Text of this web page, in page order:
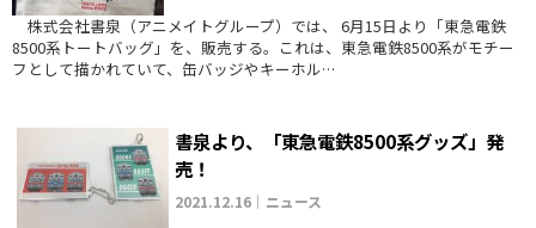
株式会社書泉（アニメイトグループ）では、 6月15日より「東急電鉄
8500系トートバッグ」を、販売する。これは、東急電鉄8500系がモチー
フとして描かれていて、缶バッジやキーホル…
書泉より、「東急電鉄8500系グッズ」発
売！
2021.12.16｜ニュース